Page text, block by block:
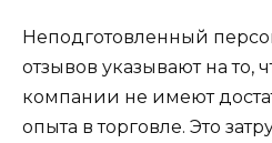
Неподготовленный
отзывов указывают на то,
компании не имеют
опыта в торговле. Это